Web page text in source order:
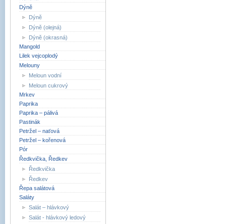
Dýně
Dýně
Dýně (olejná)
Dýně (okrasná)
Mangold
Lilek vejcoplodý
Melouny
Meloun vodní
Meloun cukrový
Mrkev
Paprika
Paprika – pálivá
Pastinák
Petržel – naťová
Petržel – kořenová
Pór
Ředkvička, Ředkev
Ředkvička
Ředkev
Řepa salátová
Saláty
Salát – hlávkový
Salát - hlávkový ledový